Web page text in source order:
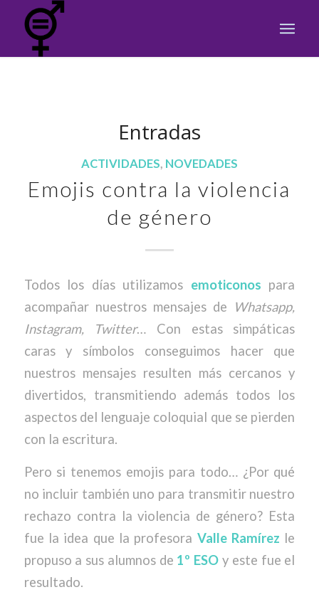
Entradas
ACTIVIDADES, NOVEDADES
Emojis contra la violencia
de género
Todos los días utilizamos emoticonos para
acompañar nuestros mensajes de Whatsapp,
Instagram, Twitter… Con estas simpáticas
caras y símbolos conseguimos hacer que
nuestros mensajes resulten más cercanos y
divertidos, transmitiendo además todos los
aspectos del lenguaje coloquial que se pierden
con la escritura.
Pero si tenemos emojis para todo… ¿Por qué
no incluir también uno para transmitir nuestro
rechazo contra la violencia de género? Esta
fue la idea que la profesora Valle Ramírez le
propuso a sus alumnos de 1º ESO y este fue el
resultado.